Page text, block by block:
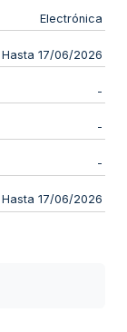
Electrónica
Hasta 17/06/2026
-
-
-
Hasta 17/06/2026